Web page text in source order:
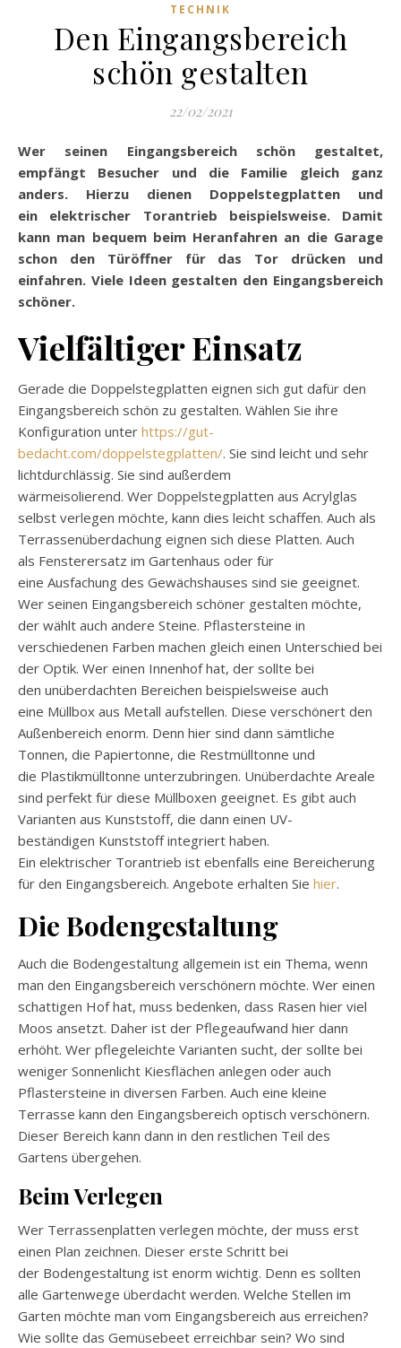
TECHNIK
Den Eingangsbereich
schön gestalten
22/02/2021
Wer seinen Eingangsbereich schön gestaltet,
empfängt Besucher und die Familie gleich ganz
anders. Hierzu dienen Doppelstegplatten und
ein elektrischer Torantrieb beispielsweise. Damit
kann man bequem beim Heranfahren an die Garage
schon den Türöffnerfür das Tor drücken und
einfahren. Viele Ideen gestalten den Eingangsbereich
schöner.
Vielfältiger Einsatz
Gerade die Doppelstegplatten eignen sich gut dafür den
Eingangsbereich schön zu gestalten. Wählen Sie ihre
Konfiguration unter https://gut-
bedacht.com/doppelstegplatten/. Sie sind leicht und sehr
lichtdurchlässig. Sie sind außerdem
wärmeisolierend. Wer Doppelstegplatten aus Acrylglas
selbst verlegen möchte, kann dies leicht schaffen. Auch als
Terrassenüberdachung eignen sich diese Platten. Auch
als Fensterersatz im Gartenhaus oder für
eine Ausfachung des Gewächshauses sind sie geeignet.
Wer seinen Eingangsbereich schöner gestalten möchte,
der wählt auch andere Steine. Pflastersteine in
verschiedenen Farben machen gleich einen Unterschied bei
der Optik. Wer einen Innenhof hat, der sollte bei
den unüberdachten Bereichen beispielsweise auch
eine Müllbox aus Metall aufstellen. Diese verschönert den
Außenbereich enorm. Denn hier sind dann sämtliche
Tonnen, die Papiertonne, die Restmülltonne und
die Plastikmülltonne unterzubringen. Unüberdachte Areale
sind perfekt für diese Müllboxen geeignet. Es gibt auch
Varianten aus Kunststoff, die dann einen UV-
beständigen Kunststoff integriert haben.
Ein elektrischer Torantrieb ist ebenfalls eine Bereicherung
für den Eingangsbereich. Angebote erhalten Sie hier.
Die Bodengestaltung
Auch die Bodengestaltung allgemein ist ein Thema, wenn
man den Eingangsbereich verschönern möchte. Wer einen
schattigen Hof hat, muss bedenken, dass Rasen hier viel
Moos ansetzt. Daher ist der Pflegeaufwand hier dann
erhöht. Wer pflegeleichte Varianten sucht, der sollte bei
weniger Sonnenlicht Kiesflächen anlegen oder auch
Pflastersteine in diversen Farben. Auch eine kleine
Terrasse kann den Eingangsbereich optisch verschönern.
Dieser Bereich kann dann in den restlichen Teil des
Gartens übergehen.
Beim Verlegen
Wer Terrassenplatten verlegen möchte, der muss erst
einen Plan zeichnen. Dieser erste Schritt bei
der Bodengestaltung ist enorm wichtig. Denn es sollten
alle Gartenwege überdacht werden. Welche Stellen im
Garten möchte man vom Eingangsbereich aus erreichen?
Wie sollte das Gemüsebeet erreichbar sein? Wo sind